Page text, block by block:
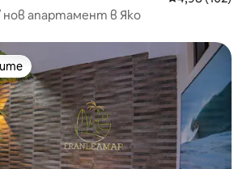
нов апартамент в Яко